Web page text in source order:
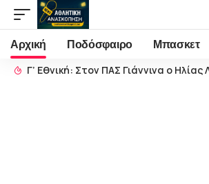
Αρχική Ποδόσφαιρο Μπασκετ
Γ’ Εθνική: Στον ΠΑΣ Γιάννινα ο